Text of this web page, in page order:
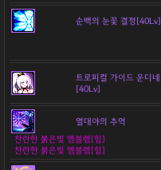
순백의 눈꽃 결정[40Lv]
트로피컬 가이드 운디네
[40Lv]
열대야의 추억
찬란한 붉은빛 엠블렘[힘]
찬란한 붉은빛 엠블렘[힘]